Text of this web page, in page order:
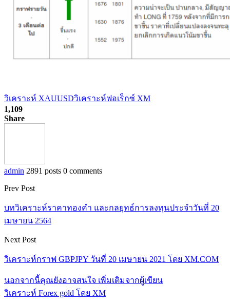
วิเคราะห์ XAUUSDวิเคราะห์ฟอเร็กซ์ XM
1,109
Share
admin 2891 posts 0 comments
Prev Post
บทวิเคราะห์ราคาทองคำ และกลยุทธ์การลงทุนประจำวันที่ 20
เมษายน 2564
Next Post
วิเคราะห์กราฟ GBPJPY วันที่ 20 เมษายน 2021 โดย XM.COM
นอกจากนี้คุณยังอาจสนใจ เพิ่มเติมจากผู้เขียน
วิเคราะห์ Forex gold โดย XM